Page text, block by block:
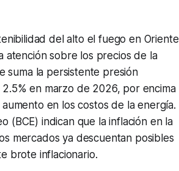
del alto el fuego en Oriente
atención sobre los precios de la
suma la persistente presión
2.5% en marzo de 2026, por encima
en los costos de la energía.
(BCE) indican que la inflación en la
mercados ya descuentan posibles
brote inflacionario.